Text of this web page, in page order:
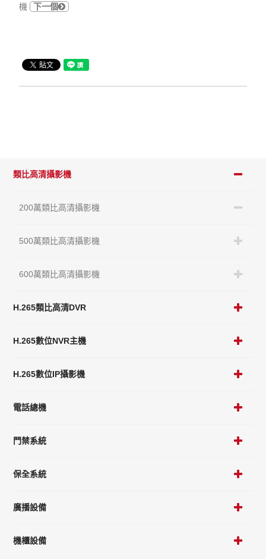
類比高清攝影機
200萬類比高清攝影機
500萬類比高清攝影機
600萬類比高清攝影機
H.265類比高清DVR
H.265數位NVR主機
H.265數位IP攝影機
電話總機
門禁系統
保全系統
廣播設備
機櫃設備
機 下一個